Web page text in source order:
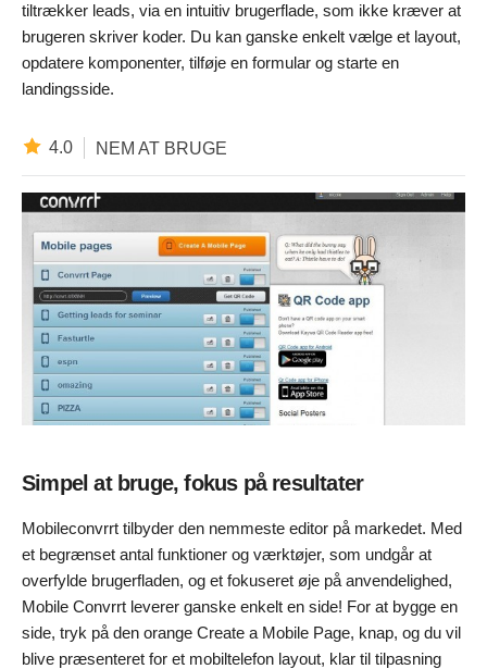
tiltrækker leads, via en intuitiv brugerflade, som ikke kræver at
brugeren skriver koder. Du kan ganske enkelt vælge et layout,
opdatere komponenter, tilføje en formular og starte en
landingsside.
4.0 NEM AT BRUGE
Simpel at bruge, fokus på resultater
Mobileconvrrt tilbyder den nemmeste editor på markedet. Med
et begrænset antal funktioner og værktøjer, som undgår at
overfylde brugerfladen, og et fokuseret øje på anvendelighed,
Mobile Convrrt leverer ganske enkelt en side! For at bygge en
side, tryk på den orange Create a Mobile Page, knap, og du vil
blive præsenteret for et mobiltelefon layout, klar til tilpasning